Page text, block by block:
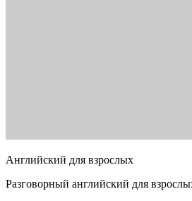
Английский для взрослых
Разговорный английский для